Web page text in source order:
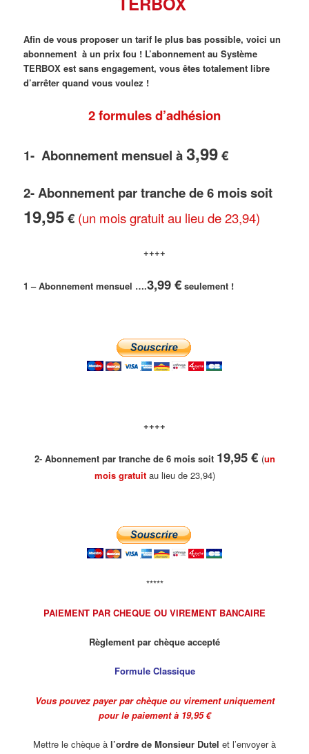
Afin de vous proposer un tarif le plus bas possible, voici un
abonnement à un prix fou ! L’abonnement au Système
TERBOX est sans engagement, vous êtes totalement libre
d’arrêter quand vous voulez !
2 formules d’adhésion
1- Abonnement mensuel à3,99€
2- Abonnement par tranche de 6 mois soit
19,95€ (un mois gratuit au lieu de 23,94)
++++
1 – Abonnement mensuel ….3,99 € seulement !
++++
2- Abonnement par tranche de 6 mois soit 19,95 € (un
mois gratuitau lieu de 23,94)
*****
PAIEMENT PAR CHEQUE OU VIREMENT BANCAIRE
Règlement par chèque accepté
Formule Classique
Vous pouvez payer par chèque ou virement uniquement
pour le paiement à 19,95 €
Mettre le chèque à l’ordre de Monsieur Dutel et l’envoyer à